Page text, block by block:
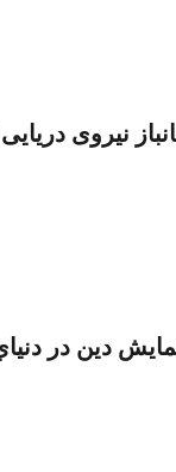
نیروی
دين در